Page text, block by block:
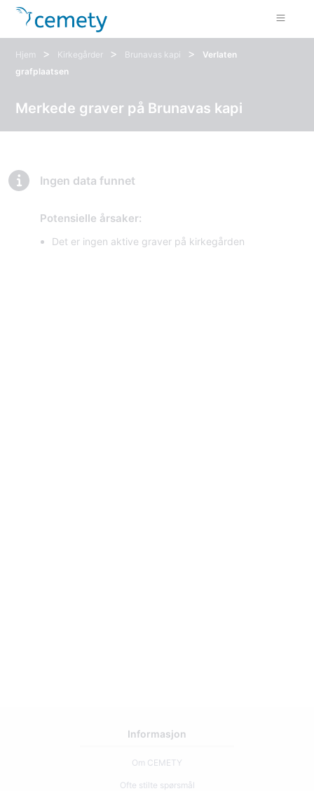
Hjem > Kirkegårder > Brunavas kapi >
Verlaten
grafplaatsen
Merkede graver på Brunavas kapi
Ingen data funnet
Potensielle årsaker:
Det er ingen aktive graver på kirkegården
Informasjon
Om CEMETY
Ofte stilte spørsmål